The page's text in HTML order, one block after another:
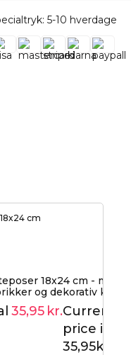
5-10 hverdage
cm
18x24 cm - med
og dekorativ krave
35,95 kr.Current
price is:
35,95kr..